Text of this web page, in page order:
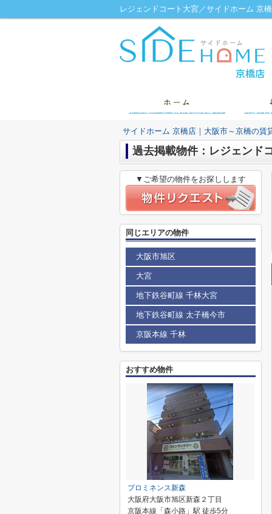
レジェンドコート大宮／サイドホーム 京
サイドホーム 京橋店｜大阪市～京橋の賃
過去掲載物件：レジェンド
▼ご希望の物件をお探しします
同じエリアの物件
大阪市旭区
大宮
地下鉄谷町線 千林大宮
地下鉄谷町線 太子橋今市
京阪本線 千林
おすすめ物件
プロミネンス新森
大阪府大阪市旭区新森２丁目
京阪本線「森小路」駅 徒歩5分